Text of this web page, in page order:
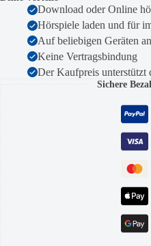
Download oder Online
Hörspiele laden und für
Auf beliebigen Geräten
Keine Vertragsbindung
Der Kaufpreis unterstützt
Sichere